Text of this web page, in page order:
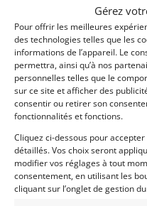
Gérez
Pour offrir les meilleures
des technologies telles que les
informations de l’appareil. Le
permettra, ainsi qu’à nos
personnelles telles que le
sur ce site et afficher des
consentir ou retirer son
fonctionnalités et fonctions.
Cliquez ci-dessous pour
détaillés. Vos choix seront
modifier vos réglages à tout
consentement, en utilisant les
cliquant sur l’onglet de gestion
15
1973 JAGUAR TYPE-E
[VENDU]
18 août 2023
Vends Jaguar Type E V12
du "gros chat". Etat
kilométrage. Immatriculée
provenance. Prix